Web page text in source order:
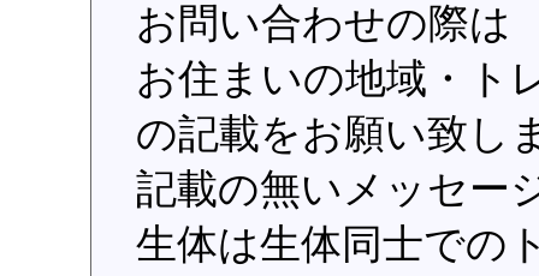
お問い合わせの際は
お住まいの地域・ト
の記載をお願い致し
記載の無いメッセー
生体は生体同士での